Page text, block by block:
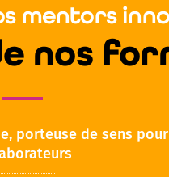
mentors
nos
porteuse de sens